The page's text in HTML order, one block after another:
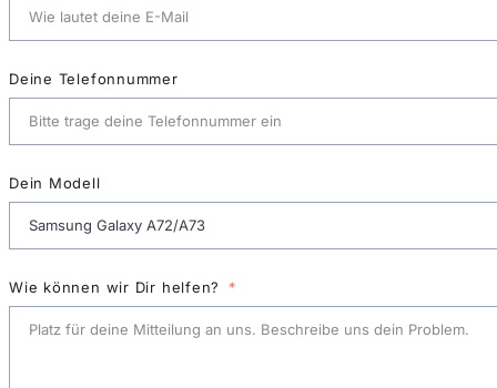
Deine Telefonnummer
Dein Modell
Wie können wir Dir helfen?